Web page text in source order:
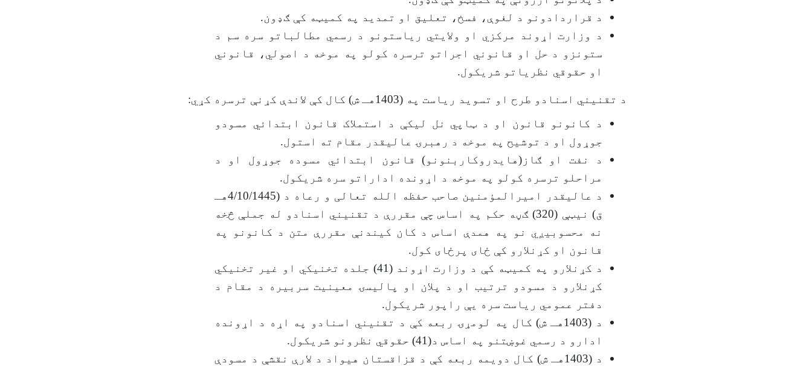
د قراردادونو د لغوې، فسخ، تعلیق او تمدید په کمیټه کې ګډون.
د وزارت اړوند مرکزي او ولایتي ریاستونو د رسمي مطالباتو سره سم د
ستونزو د حل او قانوني اجراتو ترسره کولو په موخه د اصولي، قانوني
او حقوقي نظریاتو شریکول.
د تقنیني اسنادو طرح او تسوید ریاست په (1403هـ ش) کال کې لاندې کړنې ترسره کړي:
د کانونو قانون او د ټاپي نل لیکې د استملاک قانون ابتدائي مسودو
جوړول او د توشیح په موخه د رهبرۍ عاليقدر مقام ته استول.
د نفت او ګاز(هایدروکاربنونو) قانون ابتدائي مسوده جوړول او د
مراحلو ترسره کولو په موخه د اړونده اداراتو سره شریکول.
د عالیقدر امیرالمؤمنین صاحب حفظه الله تعالی و رعاه د (4/10/1445هـ
ق) نیټې (320) ګڼه حکم په اساس چې مقررې د تقنیني اسنادو له جملې څخه
نه محسوبیږي نو په همدې اساس د کان کیندنې مقررې متن د کانونو په
قانون او کړنلارو کې ځای پرځای کول.
د کړنلارو په کمیټه کې د وزارت اړوند (41) جلده تخنیکي او غیر تخنیکي
کړنلارو د مسودو ترتیب او د پلان او پالیسۍ معینیت سربیره د مقام د
دفتر عمومي ریاست سره یې راپور شریکول.
د (1403هـ ش) کال په لومړۍ ربعه کې د تقنیني اسنادو په اړه د اړونده
ادارو د رسمي غوښتنو په اساس د(41) حقوقي نظرونو شریکول.
د (1403هـ ش) کال دویمه ربعه کې د قزاقستان هیواد د لارې نقشې د مسودې